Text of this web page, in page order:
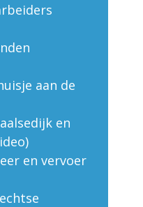
aan de
en
en vervoer